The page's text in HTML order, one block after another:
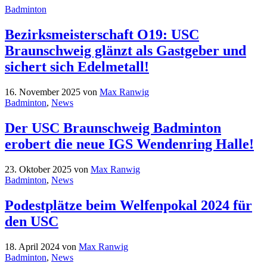
Badminton
Bezirksmeisterschaft O19: USC
Braunschweig glänzt als Gastgeber und
sichert sich Edelmetall!
16. November 2025 von Max Ranwig
Badminton, News
Der USC Braunschweig Badminton
erobert die neue IGS Wendenring Halle!
23. Oktober 2025 von Max Ranwig
Badminton, News
Podestplätze beim Welfenpokal 2024 für
den USC
18. April 2024 von Max Ranwig
Badminton, News